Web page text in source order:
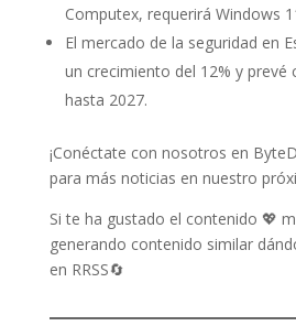
Computex, requerirá Windows
El mercado de la seguridad en
un crecimiento del 12% y prevé
hasta 2027.
¡Conéctate con nosotros en
para más noticias en nuestro
Si te ha gustado el contenido 💖
generando contenido similar
en RRSS🔄